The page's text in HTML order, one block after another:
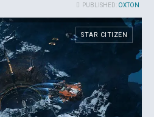
PUBLISHED: OXTON
STAR CITIZEN